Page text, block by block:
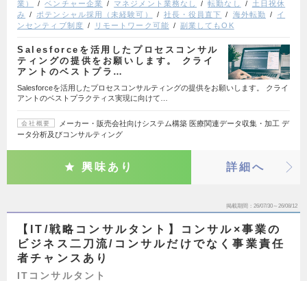
業） ベンチャー企業 マネジメント業務なし 転勤なし
土日祝休
み
ポテンシャル採用（未経験可） 社長・役員直下 海外転勤
イ
ンセンティブ制度
リモートワーク可能 副業してもOK
Salesforceを活用したプロセスコンサル
ティングの提供をお願いします。 クライ
アントのベストプラ…
Salesforceを活用したプロセスコンサルティングの提供をお願いします。 クライ
アントのベストプラクティス実現に向けて…
会社概要
メーカー・販売会社向けシステム構築 医療関連データ収集・加工 デ
ータ分析及びコンサルティング
興味あり 詳細へ
掲載期間 26/07/30～26/08/12
【IT/戦略コンサルタント】コンサル×事業の
ビジネス二刀流/コンサルだけでなく事業責任
者チャンスあり
ITコンサルタント